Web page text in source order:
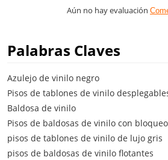
Aún no hay evaluación
Palabras Claves
Azulejo de vinilo negro
Pisos de tablones de vinilo
Baldosa de vinilo
Pisos de baldosas de vinilo con
pisos de tablones de vinilo de lujo gris
pisos de baldosas de vinilo flotantes